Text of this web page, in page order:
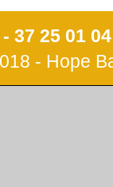
37 25 01
- Hope